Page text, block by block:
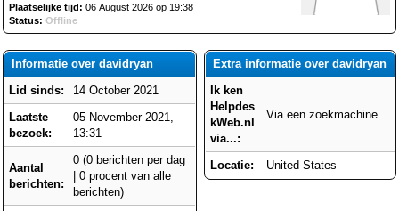
Plaatselijke tijd: 06 August 2026 op 19:38
Status: Offline
Informatie over davidryan
Lid sinds:
14 October 2021
Laatste
bezoek:
05 November 2021,
13:31
Aantal
berichten:
0 (0 berichten per dag
| 0 procent van alle
berichten)
Extra informatie over davidryan
Ik ken
Helpdes
kWeb.nl
via...:
Via een zoekmachine
Locatie: United States